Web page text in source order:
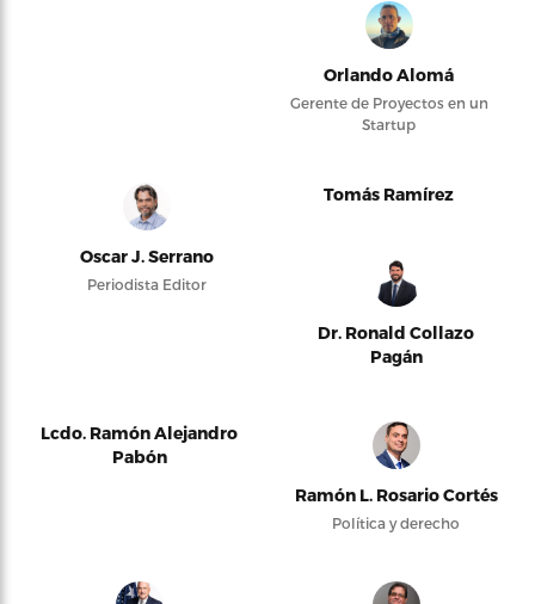
Orlando Alomá
Gerente de Proyectos en un
Startup
Oscar J. Serrano
Periodista Editor
Tomás Ramírez
Dr. Ronald Collazo
Pagán
Lcdo. Ramón Alejandro
Pabón
Ramón L. Rosario Cortés
Política y derecho